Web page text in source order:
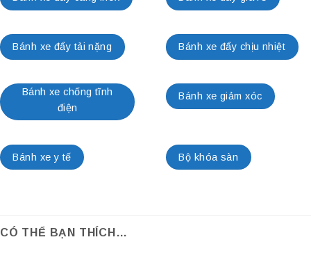
Bánh xe đẩy tải nặng Bánh xe đẩy chịu nhiệt
Bánh xe chống tĩnh
điện
Bánh xe giảm xóc
Bánh xe y tế Bộ khóa sàn
CÓ THỂ BẠN THÍCH…